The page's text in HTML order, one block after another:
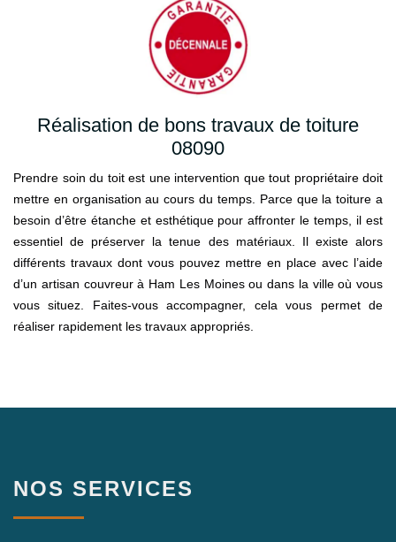
Réalisation de bons travaux de toiture
08090
Prendre soin du toit est une intervention que tout propriétaire doit
mettre en organisation au cours du temps. Parce que la toiture a
besoin d’être étanche et esthétique pour affronter le temps, il est
essentiel de préserver la tenue des matériaux. Il existe alors
différents travaux dont vous pouvez mettre en place avec l’aide
d’un artisan couvreur à Ham Les Moines ou dans la ville où vous
vous situez. Faites-vous accompagner, cela vous permet de
réaliser rapidement les travaux appropriés.
NOS SERVICES